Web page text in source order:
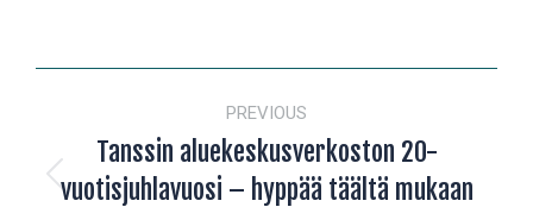
NAVIGATION
PREVIOUS
Previous
Tanssin aluekeskusverkoston 20-
vuotisjuhlavuosi – hyppää täältä mukaan